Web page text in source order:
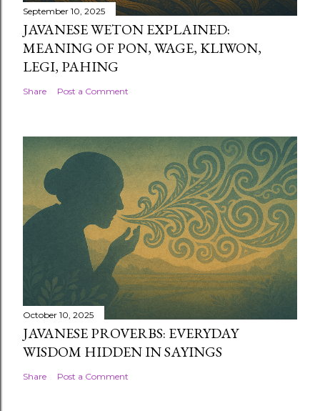
September 10, 2025
JAVANESE WETON EXPLAINED:
MEANING OF PON, WAGE, KLIWON,
LEGI, PAHING
Share Post a Comment
October 10, 2025
JAVANESE PROVERBS: EVERYDAY
WISDOM HIDDEN IN SAYINGS
Share Post a Comment